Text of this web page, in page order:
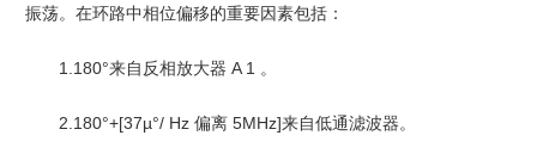
振荡。在环路中相位偏移的重要因素包括：
1.180°来自反相放大器 A 1 。
2.180°+[37µ°/ Hz 偏离 5MHz]来自低通滤波器。